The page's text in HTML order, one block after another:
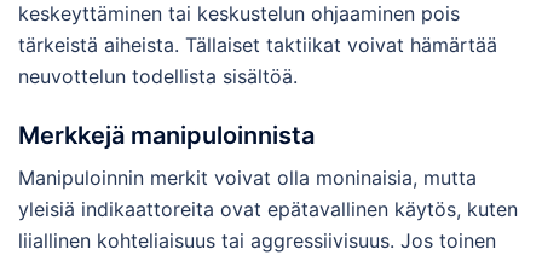
keskeyttäminen tai keskustelun ohjaaminen pois
tärkeistä aiheista. Tällaiset taktiikat voivat hämärtää
neuvottelun todellista sisältöä.
Merkkejä manipuloinnista
Manipuloinnin merkit voivat olla moninaisia, mutta
yleisiä indikaattoreita ovat epätavallinen käytös, kuten
liiallinen kohteliaisuus tai aggressiivisuus. Jos toinen